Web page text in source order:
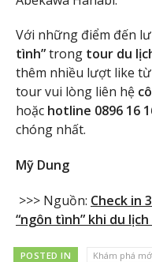
Với những điểm đến
tình”trong tour du
thêm nhiều lượt like
tour vui lòng liên hệ
hoặc hotline 0896 16
chóng nhất.
Mỹ Dung
>>> Nguồn: Check in
“ngôn tình” khi du
POSTED IN Khám phá